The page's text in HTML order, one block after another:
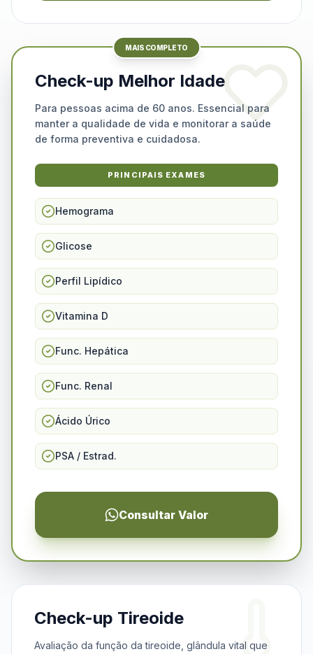
MAIS COMPLETO
Check-up Melhor Idade
Para pessoas acima de 60 anos. Essencial para
manter a qualidade de vida e monitorar a saúde
de forma preventiva e cuidadosa.
PRINCIPAIS EXAMES
Hemograma
Glicose
Perfil Lipídico
Vitamina D
Func. Hepática
Func. Renal
Ácido Úrico
PSA / Estrad.
Consultar Valor
Check-up Tireoide
Avaliação da função da tireoide, glândula vital que